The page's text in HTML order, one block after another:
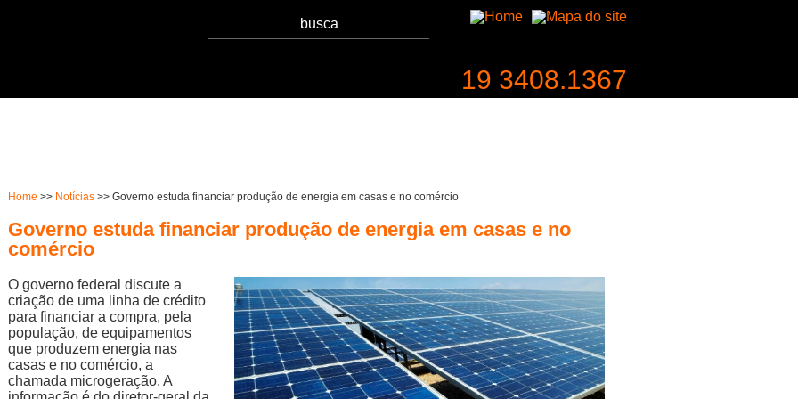
19 3408.1367
Home >> Notícias >> Governo estuda financiar produção de energia em casas e no comércio
Governo estuda financiar produção de energia em casas e no
comércio
O governo federal discute a
criação de uma linha de crédito
para financiar a compra, pela
população, de equipamentos
que produzem energia nas
casas e no comércio, a
chamada microgeração. A